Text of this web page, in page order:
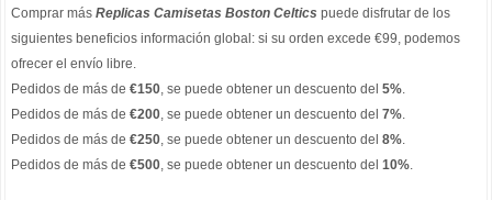
Comprar más Replicas Camisetas Boston Celtics puede disfrutar de los
siguientes beneficios información global: si su orden excede €99, podemos
ofrecer el envío libre.
Pedidos de más de €150, se puede obtener un descuento del 5%.
Pedidos de más de €200, se puede obtener un descuento del 7%.
Pedidos de más de €250, se puede obtener un descuento del 8%.
Pedidos de más de €500, se puede obtener un descuento del 10%.